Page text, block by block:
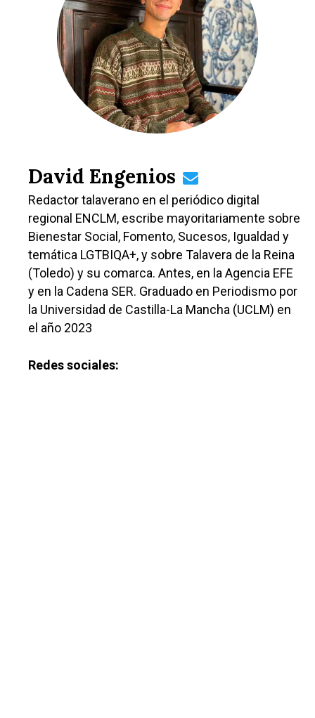
David Engenios
Redactor talaverano en el periódico digital
regional ENCLM, escribe mayoritariamente sobre
Bienestar Social, Fomento, Sucesos, Igualdad y
temática LGTBIQA+, y sobre Talavera de la Reina
(Toledo) y su comarca. Antes, en la Agencia EFE
y en la Cadena SER. Graduado en Periodismo por
la Universidad de Castilla-La Mancha (UCLM) en
el año 2023
Redes sociales:
Albacete
Cuenca
Guadalajara
Talavera
Educación
Cultura
Deportes
Sucesos
Planeta Rural
Especiales
Política
Galerías